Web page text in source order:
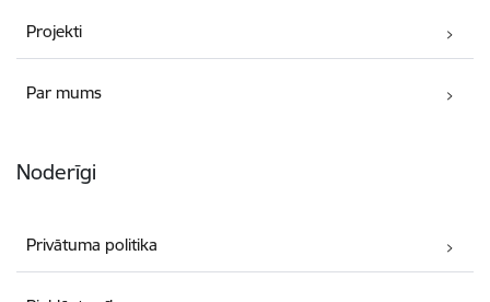
Projekti
Par mums
Noderīgi
Privātuma politika